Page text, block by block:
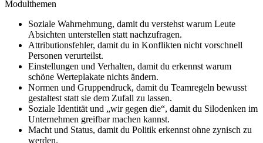
Modulthemen
Soziale Wahrnehmung, damit du verstehst warum Leute
Absichten unterstellen statt nachzufragen.
Attributionsfehler, damit du in Konflikten nicht vorschnell
Personen verurteilst.
Einstellungen und Verhalten, damit du erkennst warum
schöne Werteplakate nichts ändern.
Normen und Gruppendruck, damit du Teamregeln bewusst
gestaltest statt sie dem Zufall zu lassen.
Soziale Identität und „wir gegen die“, damit du Silodenken im
Unternehmen greifbar machen kannst.
Macht und Status, damit du Politik erkennst ohne zynisch zu
werden.